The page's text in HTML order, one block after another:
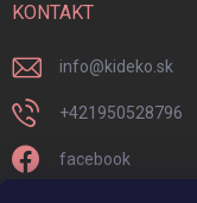
KONTAKT
info@kideko.sk
+421950528796
facebook